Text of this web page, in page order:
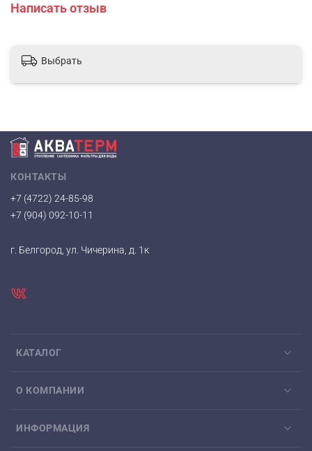
Написать отзыв
Выбрать
КАТАЛОГ
О КОМПАНИИ
ИНФОРМАЦИЯ
КОНТАКТЫ
+7 (4722) 24-85-98
+7 (904) 092-10-11
г. Белгород, ул. Чичерина, д. 1к